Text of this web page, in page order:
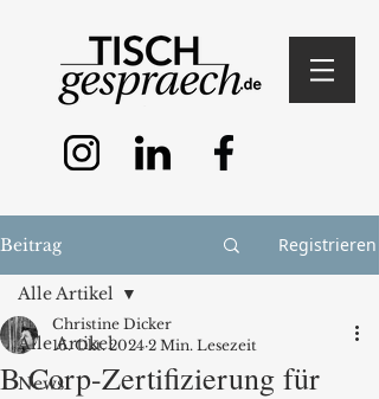
Beitrag Registrieren
Alle Artikel
News
Alle Artikel
B Corp-Zertifizierung für
Christine Dicker
16. Okt. 2024 2 Min. Lesezeit